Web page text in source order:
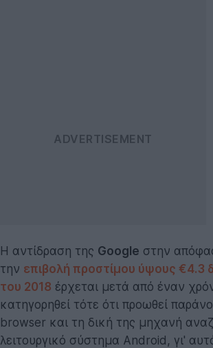
Η αντίδραση της Google στην
την επιβολή προστίμου ύψους €4.3
του 2018 έρχεται μετά από έναν
κατηγορηθεί τότε ότι προωθεί
browser και τη δική της μηχανή
λειτουργικό σύστημα Android, γι'